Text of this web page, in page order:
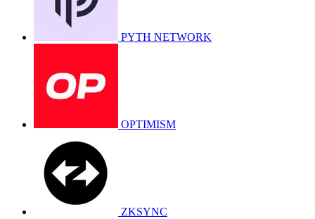
PYTH NETWORK
OPTIMISM
ZKSYNC